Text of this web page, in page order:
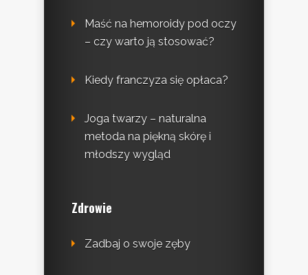
Maść na hemoroidy pod oczy
– czy warto ją stosować?
Kiedy franczyza się opłaca?
Joga twarzy – naturalna
metoda na piękną skórę i
młodszy wygląd
Zdrowie
Zadbaj o swoje zęby